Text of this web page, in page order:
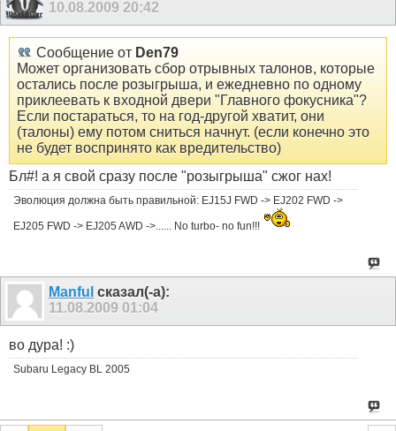
10.08.2009 20:42
Сообщение от Den79
Может организовать сбор отрывных талонов, которые
остались после розыгрыша, и ежедневно по одному
приклеевать к входной двери "Главного фокусника"?
Если постараться, то на год-другой хватит, они
(талоны) ему потом сниться начнут. (если конечно это
не будет воспринято как вредительство)
Бл#! а я свой сразу после "розыгрыша" сжог нах!
Эволюция должна быть правильной: EJ15J FWD -> EJ202 FWD ->
EJ205 FWD -> EJ205 AWD ->...... No turbo- no fun!!!
Manful сказал(-а):
11.08.2009 01:04
во дура! :)
Subaru Legacy BL 2005